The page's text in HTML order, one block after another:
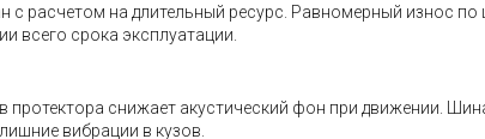
с расчетом на длительный ресурс. Равномерный износ
всего срока эксплуатации.
снижает акустический фон при движении.
вибрации в кузов.